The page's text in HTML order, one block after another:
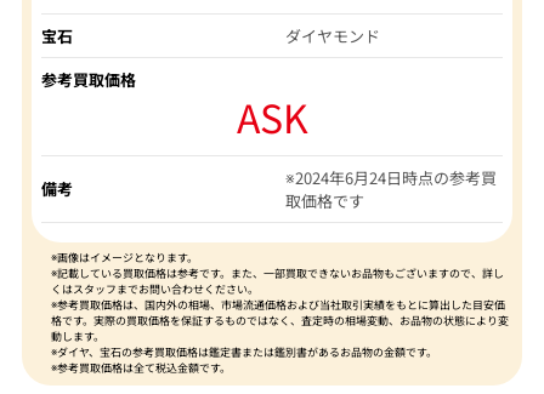
宝石
ダイヤモンド
参考買取価格
ASK
備考
※2024年6月24日時点の参考買
取価格です
※画像はイメージとなります。
※記載している買取価格は参考です。また、一部買取できないお品物もございますので、詳し
くはスタッフまでお問い合わせください。
※参考買取価格は、国内外の相場、市場流通価格および当社取引実績をもとに算出した目安価
格です。実際の買取価格を保証するものではなく、査定時の相場変動、お品物の状態により変
動します。
※ダイヤ、宝石の参考買取価格は鑑定書または鑑別書があるお品物の金額です。
※参考買取価格は全て税込金額です。